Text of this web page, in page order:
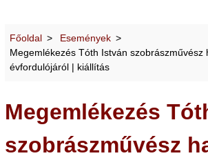
Főoldal
Események
Megemlékezés Tóth István szobrászművész
évfordulójáról | kiállítás
Megemlékezés
szobrászművész